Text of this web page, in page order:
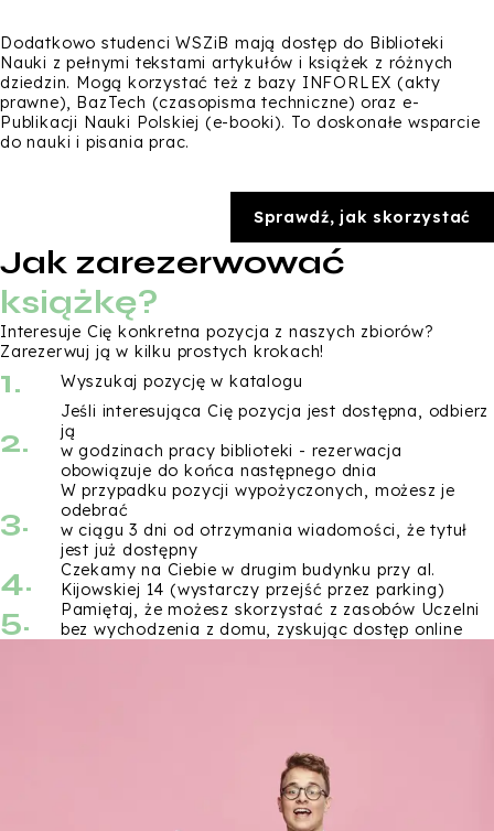
Dodatkowo studenci WSZiB mają dostęp do Biblioteki
Nauki z pełnymi tekstami artykułów i książek z różnych
dziedzin. Mogą korzystać też z bazy INFORLEX (akty
prawne), BazTech (czasopisma techniczne) oraz e-
Publikacji Nauki Polskiej (e-booki). To doskonałe wsparcie
do nauki i pisania prac.
Sprawdź, jak skorzystać
Jak zarezerwować
książkę?
Interesuje Cię konkretna pozycja z naszych zbiorów?
Zarezerwuj ją w kilku prostych krokach!
1. Wyszukaj pozycję w katalogu
2.
Jeśli interesująca Cię pozycja jest dostępna, odbierz
ją
w godzinach pracy biblioteki - rezerwacja
obowiązuje do końca następnego dnia
3.
W przypadku pozycji wypożyczonych, możesz je
odebrać
w ciągu 3 dni od otrzymania wiadomości, że tytuł
jest już dostępny
4.
Czekamy na Ciebie w drugim budynku przy al.
Kijowskiej 14 (wystarczy przejść przez parking)
5.
Pamiętaj, że możesz skorzystać z zasobów Uczelni
bez wychodzenia z domu, zyskując dostęp online